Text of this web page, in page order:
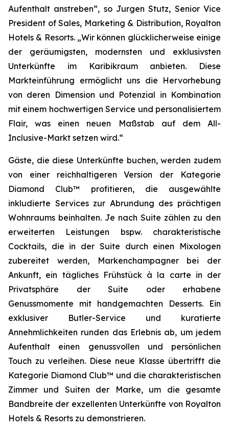
Aufenthalt anstreben“, so Jurgen Stutz, Senior Vice
President of Sales, Marketing & Distribution, Royalton
Hotels & Resorts. „Wir können glücklicherweise einige
der geräumigsten, modernsten und exklusivsten
Unterkünfte im Karibikraum anbieten. Diese
Markteinführung ermöglicht uns die Hervorhebung
von deren Dimension und Potenzial in Kombination
mit einem hochwertigen Service und personalisiertem
Flair, was einen neuen Maßstab auf dem All-
Inclusive-Markt setzen wird.“
Gäste, die diese Unterkünfte buchen, werden zudem
von einer reichhaltigeren Version der Kategorie
Diamond Club™ profitieren, die ausgewählte
inkludierte Services zur Abrundung des prächtigen
Wohnraums beinhalten. Je nach Suite zählen zu den
erweiterten Leistungen bspw. charakteristische
Cocktails, die in der Suite durch einen Mixologen
zubereitet werden, Markenchampagner bei der
Ankunft, ein tägliches Frühstück à la carte in der
Privatsphäre der Suite oder erhabene
Genussmomente mit handgemachten Desserts. Ein
exklusiver Butler-Service und kuratierte
Annehmlichkeiten runden das Erlebnis ab, um jedem
Aufenthalt einen genussvollen und persönlichen
Touch zu verleihen. Diese neue Klasse übertrifft die
Kategorie Diamond Club™ und die charakteristischen
Zimmer und Suiten der Marke, um die gesamte
Bandbreite der exzellenten Unterkünfte von Royalton
Hotels & Resorts zu demonstrieren.